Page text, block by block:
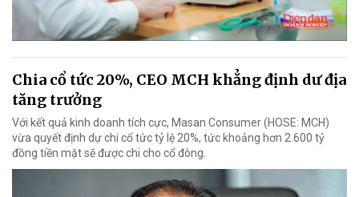
Chia cổ tức 20%, CEO MCH khẳng định dư địa
tăng trưởng
Với kết quả kinh doanh tích cực, Masan Consumer (HOSE: MCH)
vừa quyết định dự chi cổ tức tỷ lệ 20%, tức khoảng hơn 2.600 tỷ
đồng tiền mặt sẽ được chi cho cổ đông.